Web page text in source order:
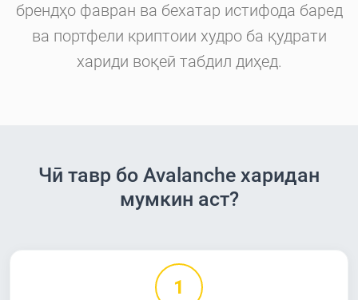
брендҳо фавран ва бехатар истифода баред
ва портфели криптоии худро ба қудрати
хариди воқеӣ табдил диҳед.
Чӣ тавр бо Avalanche харидан
мумкин аст?
1